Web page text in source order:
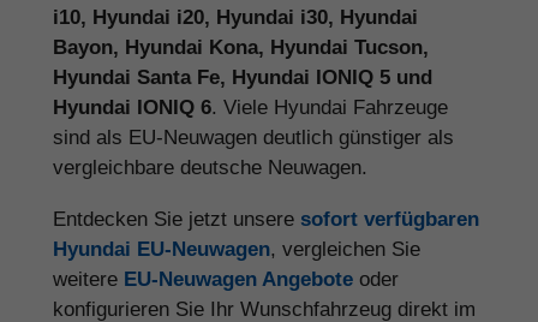
i10, Hyundai i20, Hyundai i30, Hyundai
Bayon, Hyundai Kona, Hyundai Tucson,
Hyundai Santa Fe, Hyundai IONIQ 5 und
Hyundai IONIQ 6. Viele Hyundai Fahrzeuge
sind als EU-Neuwagen deutlich günstiger als
vergleichbare deutsche Neuwagen.
Entdecken Sie jetzt unsere sofort verfügbaren
Hyundai EU-Neuwagen, vergleichen Sie
weitere EU-Neuwagen Angebote oder
konfigurieren Sie Ihr Wunschfahrzeug direkt im